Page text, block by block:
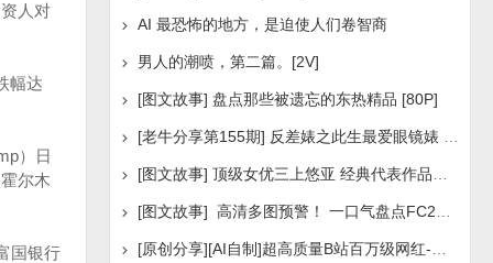
人对
幅达
）日
尔木
国银行
AI 最恐怖的地方，是迫使人们卷智商
男人的潮喷，第二篇。[2V]
[图文故事] 盘点那些被遗忘的东热精品 [80P]